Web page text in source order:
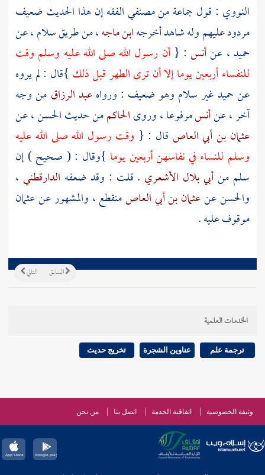
النووي : قول جماعة من مصنفي الفقه إن هذا الحديث ضعيف
مردود عليهم وله شاهد أخرجهابن ماجه، من طريقسلام، عن
حميد، عنأنس : {أن رسول الله صلى الله عليه وسلم وقت
للنفساء أربعين يوما إلا أن ترى الطهر قبل ذلك }قال : لم يروه
عنحميدغيرسلام وهو ضعيف : ورواهعبد الرزاق من وجه
آخر ، عنأنسمرفوعا ، وروىالحاكممن حديثالحسن، عن
عثمان بن أبي العاص قال : { وقت رسول الله صلى الله عليه
وسلم للنساء في نفاسهن أربعين يوما }وقال : ( صحيح ) إن
سلم منأبي بلال الأشعري . قلت : وقد ضعفه الدارقطني ،
والحسنعنعثمان بن أبي العاصمنقطع ، والمشهور عنعثمان
موقوف عليه .
التالي السابق
الخدمات العلمية
ترجمة علم عناوين الشجرة تخريج حديث
وثيقة الخصوصية اتفاقية الخدمة اتصل بنا من نحن